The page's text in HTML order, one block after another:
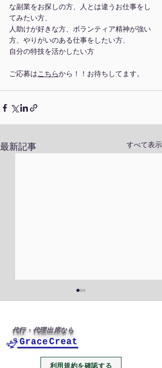
な副業をお探しの方、人とは違うお仕事をし
てみたい方、
人助けが好きな方、ボランティア精神が強い
方、やりがいのある仕事をしたい方、
自分の特技を活かしたい方
ご応募はこちらから！！お待ちしてます。
最新記事 すべて表示
代行・代理出席なら
利用規約を確認する